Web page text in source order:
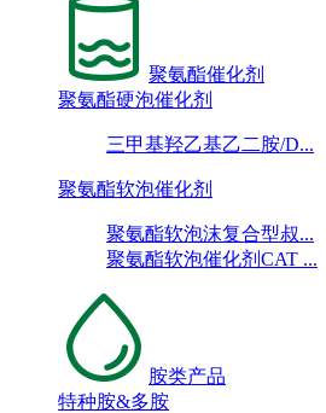
聚氨酯催化剂
聚氨酯硬泡催化剂
三甲基羟乙基乙二胺/D...
聚氨酯软泡催化剂
聚氨酯软泡沫复合型叔...
聚氨酯软泡催化剂CAT ...
胺类产品
特种胺&多胺